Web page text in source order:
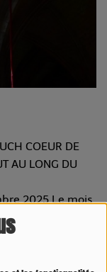
COEUR DE
AU LONG DU
2025 Le mois
le
Auch Coeur de